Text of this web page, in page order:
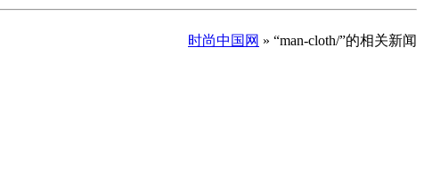
时尚中国网 » “man-cloth/”的相关新闻